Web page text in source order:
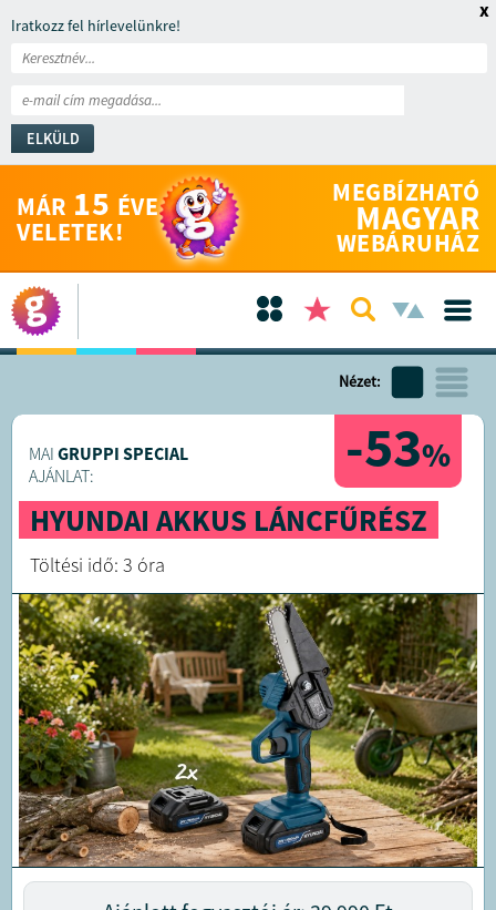
Iratkozz fel hírlevelünkre!
ELKÜLD
x
MÁR 15 ÉVE
VELETEK!
MEGBÍZHATÓ
MAGYAR
WEBÁRUHÁZ
Nézet:
-53%
MAI GRUPPI SPECIAL
AJÁNLAT:
HYUNDAI AKKUS LÁNCFŰRÉSZ
Töltési idő: 3 óra